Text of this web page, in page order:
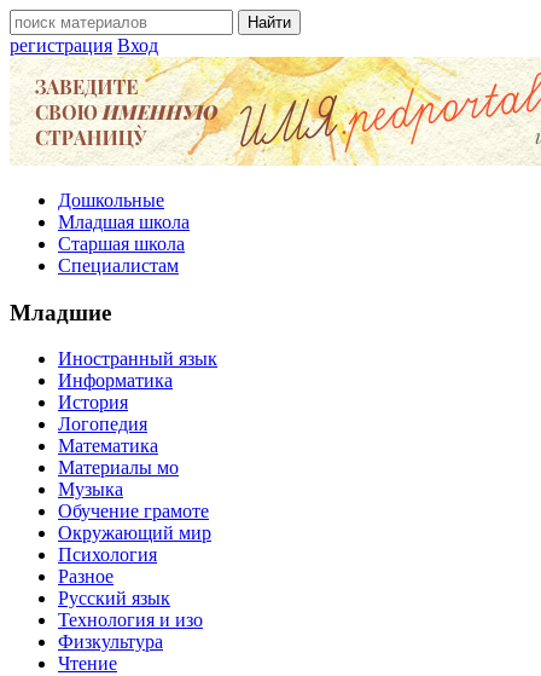
регистрация Вход
Дошкольные
Младшая школа
Старшая школа
Специалистам
Младшие
Иностранный язык
Информатика
История
Логопедия
Математика
Материалы мо
Музыка
Обучение грамоте
Окружающий мир
Психология
Разное
Русский язык
Технология и изо
Физкультура
Чтение